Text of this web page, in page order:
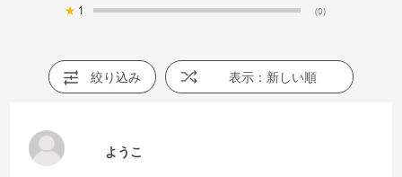
★ 1 (0)
絞り込み 表示：新しい順
ようこ